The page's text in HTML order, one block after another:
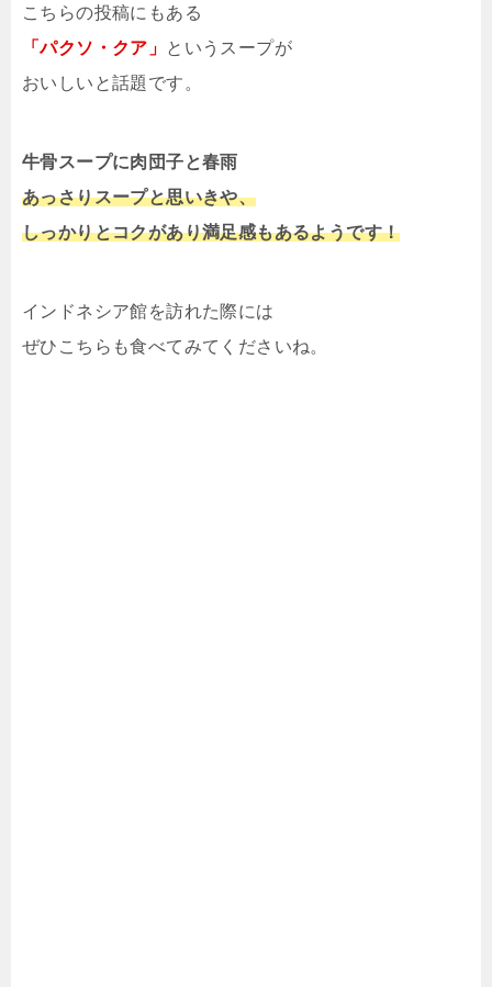
こちらの投稿にもある
「パクソ・クア」 というスープが
おいしいと話題です。
牛骨スープに肉団子と春雨
あっさりスープと思いきや、
しっかりとコクがあり満足感もあるようです！
インドネシア館を訪れた際には
ぜひこちらも食べてみてくださいね。